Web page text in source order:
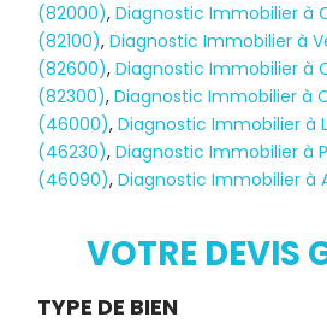
Diagnostic
(82000),Diagnostic Immobilier à
(82100),Diagnostic Immobilier à
(82600),Diagnostic Immobilier à
(82300),Diagnostic Immobilier à
(46000),Diagnostic Immobilier à
(46230),Diagnostic Immobilier à
(46090),Diagnostic Immobilier à
VOTRE DEVIS
Demande
TYPE DE BIEN